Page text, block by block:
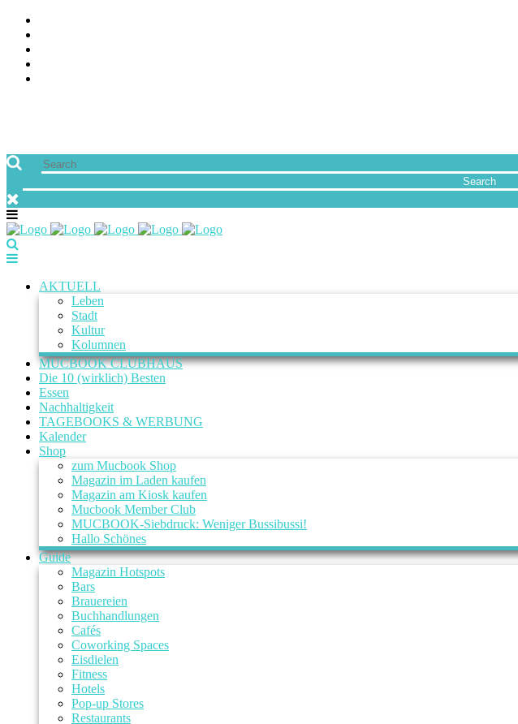
AKTUELL
Leben
Stadt
Kultur
Kolumnen
MUCBOOK CLUBHAUS
Die 10 (wirklich) Besten
Essen
Nachhaltigkeit
TAGEBOOKS & WERBUNG
Kalender
Shop
zum Mucbook Shop
Magazin im Laden kaufen
Magazin am Kiosk kaufen
Mucbook Member Club
MUCBOOK-Siebdruck: Weniger Bussibussi!
Hallo Schönes
Guide
Magazin Hotspots
Bars
Brauereien
Buchhandlungen
Cafés
Coworking Spaces
Eisdielen
Fitness
Hotels
Pop-up Stores
Restaurants